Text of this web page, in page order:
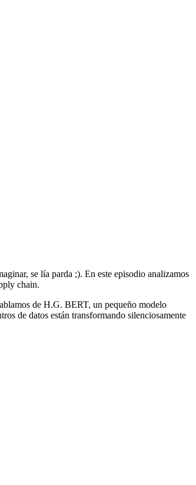
se lía parda ;). En este episodio analizamos
chain.
de H.G. BERT, un pequeño modelo
de datos están transformando silenciosamente